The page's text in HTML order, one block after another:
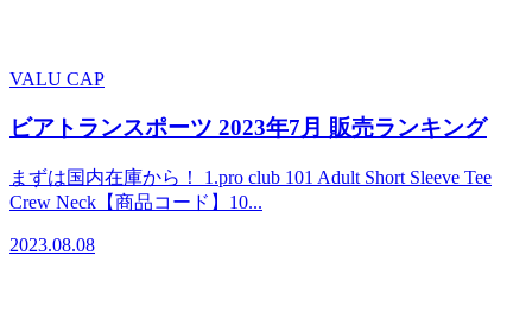
VALU CAP
ビアトランスポーツ 2023年7月 販売ランキング
まずは国内在庫から！ 1.pro club 101 Adult Short Sleeve Tee
Crew Neck【商品コード】10...
2023.08.08